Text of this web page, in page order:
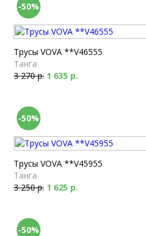
-50%
Трусы VOVA **V46555
Танга
3 270 р. 1 635 р.
-50%
Трусы VOVA **V45955
Танга
3 250 р. 1 625 р.
-50%